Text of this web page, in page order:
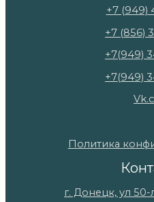
+7 (949)
+7 (856)
+7(949)
+7(949)
Политика
г. Донецк, ул